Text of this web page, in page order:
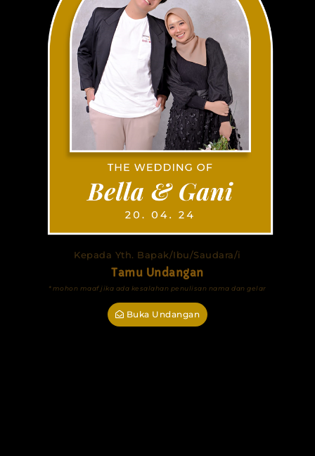
Kepada Yth. Bapak/Ibu/Saudara/i
Tamu Undangan
*mohon maaf jika ada kesalahan penulisan nama dan gelar
Buka Undangan